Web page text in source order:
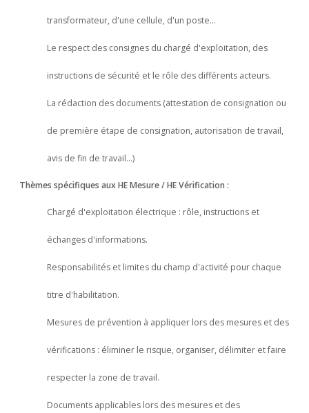
transformateur, d'une cellule, d'un poste…
Le respect des consignes du chargé d'exploitation, des
instructions de sécurité et le rôle des différents acteurs.
La rédaction des documents (attestation de consignation ou
de première étape de consignation, autorisation de travail,
avis de fin de travail…)
Thèmes spécifiques aux HE Mesure / HE Vérification :
Chargé d'exploitation électrique : rôle, instructions et
échanges d'informations.
Responsabilités et limites du champ d'activité pour chaque
titre d'habilitation.
Mesures de prévention à appliquer lors des mesures et des
vérifications : éliminer le risque, organiser, délimiter et faire
respecter la zone de travail.
Documents applicables lors des mesures et des